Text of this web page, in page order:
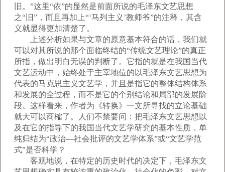
旧。”这里“依”的显然是前面所说的毛泽东文艺思想
之“旧”，而且再加上“‘马列主义’教师爷”的注释，其含
义就显得更加清楚了。
上述分析如果与文章的原意基本符合的话，我们就
可以对其所说的那个面临终结的“传统文艺理论”的真正
所指，做出明白无误的判断了。它指的就是在我国当代
文艺运动中，始终处于主宰地位的以毛泽东文艺思想为
代表的马克思主义文艺学，并且是指它的整体结构体系
和发展的全过程，而不是它的个别结论和局部的发展阶
段。这样看来，作者为《转换》一文所寻找的立论基础
就大可以商榷了。人们不禁要问：把毛泽东文艺思想以
及在它的指导下的我国当代文艺学研究的基本性质，单
纯归结为“政治—社会批评的文艺学体系”或“文艺学范
式”是否科学？
客观地说，在特定的历史时代的决定下，毛泽东文